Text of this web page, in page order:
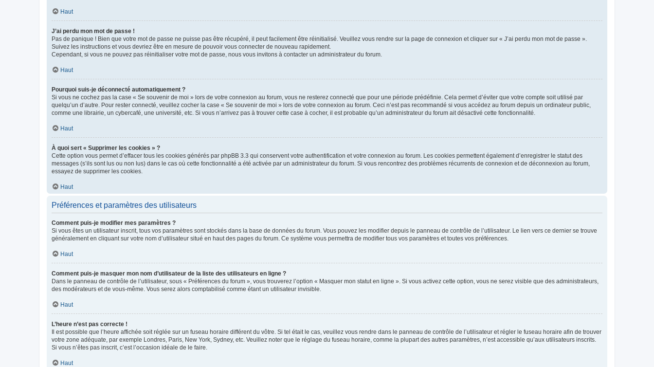
Haut
J’ai perdu mon mot de passe !
Pas de panique ! Bien que votre mot de passe ne puisse pas être récupéré, il peut facilement être réinitialisé. Veuillez vous rendre sur la page de connexion et cliquer sur « J’ai perdu mon mot de passe ».
Suivez les instructions et vous devriez être en mesure de pouvoir vous connecter de nouveau rapidement.
Cependant, si vous ne pouvez pas réinitialiser votre mot de passe, nous vous invitons à contacter un administrateur du forum.
Haut
Pourquoi suis-je déconnecté automatiquement ?
Si vous ne cochez pas la case « Se souvenir de moi » lors de votre connexion au forum, vous ne resterez connecté que pour une période prédéfinie. Cela permet d’éviter que votre compte soit utilisé par
quelqu’un d’autre. Pour rester connecté, veuillez cocher la case « Se souvenir de moi » lors de votre connexion au forum. Ceci n’est pas recommandé si vous accédez au forum depuis un ordinateur public,
comme une librairie, un cybercafé, une université, etc. Si vous n’arrivez pas à trouver cette case à cocher, il est probable qu’un administrateur du forum ait désactivé cette fonctionnalité.
Haut
À quoi sert « Supprimer les cookies » ?
Cette option vous permet d’effacer tous les cookies générés par phpBB 3.3 qui conservent votre authentification et votre connexion au forum. Les cookies permettent également d’enregistrer le statut des
messages (s’ils sont lus ou non lus) dans le cas où cette fonctionnalité a été activée par un administrateur du forum. Si vous rencontrez des problèmes récurrents de connexion et de déconnexion au forum,
essayez de supprimer les cookies.
Haut
Préférences et paramètres des utilisateurs
Comment puis-je modifier mes paramètres ?
Si vous êtes un utilisateur inscrit, tous vos paramètres sont stockés dans la base de données du forum. Vous pouvez les modifier depuis le panneau de contrôle de l’utilisateur. Le lien vers ce dernier se trouve
généralement en cliquant sur votre nom d’utilisateur situé en haut des pages du forum. Ce système vous permettra de modifier tous vos paramètres et toutes vos préférences.
Haut
Comment puis-je masquer mon nom d’utilisateur de la liste des utilisateurs en ligne ?
Dans le panneau de contrôle de l’utilisateur, sous « Préférences du forum », vous trouverez l’option « Masquer mon statut en ligne ». Si vous activez cette option, vous ne serez visible que des administrateurs,
des modérateurs et de vous-même. Vous serez alors comptabilisé comme étant un utilisateur invisible.
Haut
L’heure n’est pas correcte !
Il est possible que l’heure affichée soit réglée sur un fuseau horaire différent du vôtre. Si tel était le cas, veuillez vous rendre dans le panneau de contrôle de l’utilisateur et régler le fuseau horaire afin de trouver
votre zone adéquate, par exemple Londres, Paris, New York, Sydney, etc. Veuillez noter que le réglage du fuseau horaire, comme la plupart des autres paramètres, n’est accessible qu’aux utilisateurs inscrits.
Si vous n’êtes pas inscrit, c’est l’occasion idéale de le faire.
Haut